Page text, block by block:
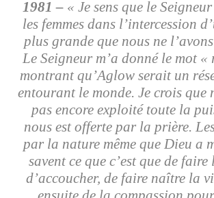
1981 – « Je sens que le
les femmes dans l’intercession
plus grande que nous ne
Le Seigneur m’a donné le mot «
montrant qu’Aglow serait un
entourant le monde. Je crois que
pas encore exploité toute la
nous est offerte par la prière.
par la nature même que Dieu a
savent ce que c’est que de
d’accoucher, de faire naître la